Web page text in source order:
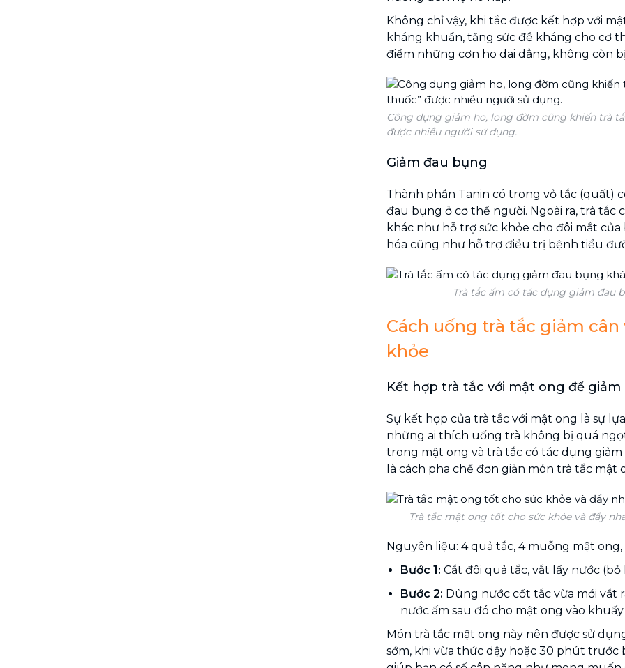
Không chỉ vậy, khi tắc được kết hợp với
kháng khuẩn, tăng sức đề kháng cho cơ
điểm những cơn ho dai dẳng, không còn
Công dụng giảm ho, long đờm cũng khiến trà
được nhiều người sử dụng.
Giảm đau bụng
Thành phần Tanin có trong vỏ tắc (quất)
đau bụng ở cơ thể người. Ngoài ra, trà tắc
khác như hỗ trợ sức khỏe cho đôi mắt
hóa cũng như hỗ trợ điều trị bệnh tiểu
Trà tắc ấm có tác dụng giảm đau
Cách uống trà tắc giảm cân
khỏe
Kết hợp trà tắc với mật ong để giảm
Sự kết hợp của trà tắc với mật ong là sự
những ai thích uống trà không bị quá
trong mật ong và trà tắc có tác dụng giảm
là cách pha chế đơn giản món trà tắc mật
Trà tắc mật ong tốt cho sức khỏe và đẩy
Nguyên liệu: 4 quả tắc, 4 muỗng mật
Bước 1: Cắt đôi quả tắc, vắt lấy nước
Bước 2: Dùng nước cốt tắc vừa mới vắt
nước ấm sau đó cho mật ong vào
Món trà tắc mật ong này nên được sử
sớm, khi vừa thức dậy hoặc 30 phút trước